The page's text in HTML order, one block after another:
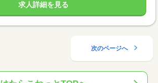
求人詳細を見る
次のページへ